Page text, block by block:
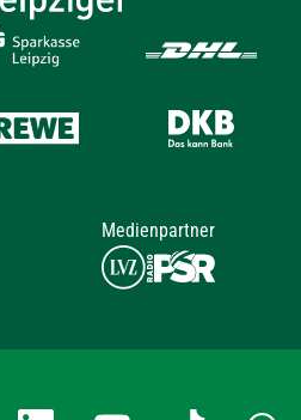
Medienpartner